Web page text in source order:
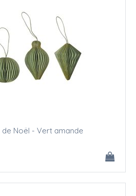
de Noël - Vert amande